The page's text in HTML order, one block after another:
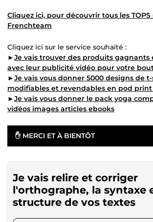
Cliquez ici, pour découvrir tous les TOPS
Frenchteam
Cliquez ici sur le service souhaité :
►Je vais trouver des produits
avec leur publicité vidéo pour votre
►Je vais vous donner 5000 designs de
modifiables et revendables en pod
►Je vais vous donner le pack yoga
vidéos images articles ebooks
✋ MERCI ET À BIENTÔT
Je vais relire et corriger
l'orthographe, la syntaxe
structure de vos textes